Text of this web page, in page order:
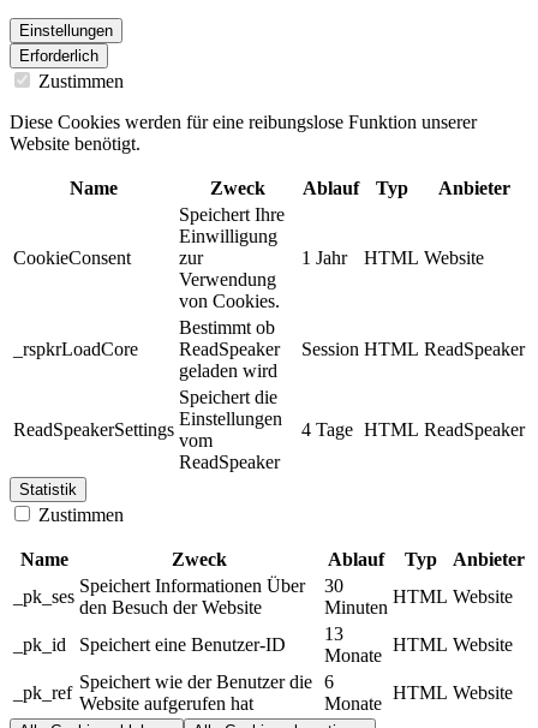
Einstellungen
Erforderlich
Zustimmen
Diese Cookies werden für eine reibungslose Funktion unserer
Website benötigt.
Name Zweck Ablauf Typ Anbieter
CookieConsent
Speichert Ihre
Einwilligung
zur
Verwendung
von Cookies.
1 Jahr HTML Website
_rspkrLoadCore
Bestimmt ob
ReadSpeaker
geladen wird
Session HTML ReadSpeaker
ReadSpeakerSettings
Speichert die
Einstellungen
vom
ReadSpeaker
4 Tage HTML ReadSpeaker
Statistik
Zustimmen
Name Zweck Ablauf Typ
Anbieter
_pk_ses
Speichert Informationen Über
den Besuch der Website
30
Minuten
HTML Website
_pk_id Speichert eine Benutzer-ID
13
Monate
HTML Website
_pk_ref
Speichert wie der Benutzer die
Website aufgerufen hat
6
Monate
HTML Website